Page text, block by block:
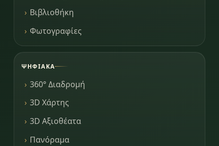
Βιβλιοθήκη
Φωτογραφίες
ΨΗΦΙΑΚΆ
360° Διαδρομή
3D Χάρτης
3D Αξιοθέατα
Πανόραμα